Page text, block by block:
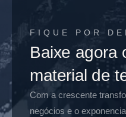
FIQUE POR
Baixe agora
material de
Com a crescente
negócios e o